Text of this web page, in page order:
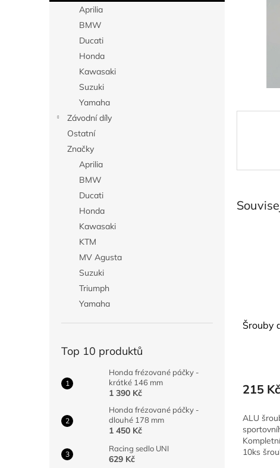
Aprilia
BMW
Ducati
Honda
Kawasaki
Suzuki
Yamaha
Závodní díly
Ostatní
Značky
Aprilia
BMW
Ducati
Honda
Kawasaki
KTM
MV Agusta
Suzuki
Triumph
Yamaha
Top 10 produktů
Honda frézované páčky -
krátké 146 mm
1 390 Kč
Honda frézované páčky -
dlouhé 178 mm
1 450 Kč
Racing sedlo UNI
629 Kč
Šrouby
215 Kč
ALU
10ks